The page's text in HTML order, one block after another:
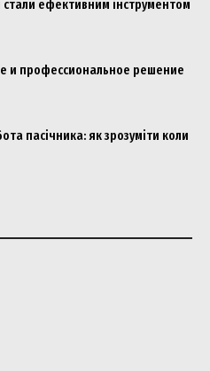
стали ефективним інструментом
и профессиональное решение
пасічника: як зрозуміти коли